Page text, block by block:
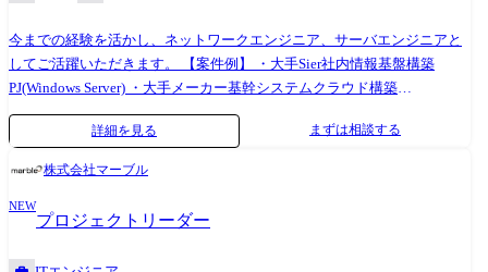
今までの経験を活かし、ネットワークエンジニア、サーバエンジニアと
してご活躍いただきます。 【案件例】 ・大手Sier社内情報基盤構築
PJ(Windows Server) ・大手メーカー基幹システムクラウド構築
(AWS,Azure,Google) ・インフラ仮想基盤構築(Citrix,Vmware) ・半導体メ
ーカー向けデータベース構築(Oracle,SQL Server) ・社内インフラ構築実現
PJ(Cisco) ・セキュリティアーキテクチャの設計支援 ・基幹ネットワーク
詳細を見る まずは相談する
株式会社マーブル
NEW
プロジェクトリーダー